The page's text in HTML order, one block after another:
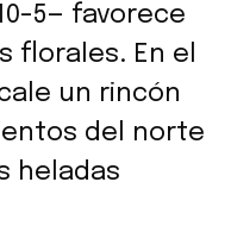
5— favorece
florales. En el
un rincón
del norte
heladas